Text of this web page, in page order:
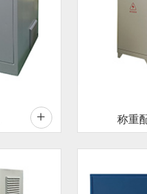
+ 称重